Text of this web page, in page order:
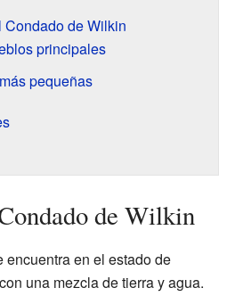
de Wilkin
principales
pequeñas
de Wilkin
en el estado de
una mezcla de tierra y agua.